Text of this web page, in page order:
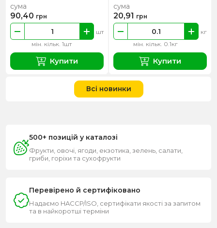
мін. кільк. 1шт
шт
сума
90,40 грн
Купити
мін. кільк. 0.1кг
кг
сума
20,91 грн
Купити
Всі новинки
500+ позицій у каталозі
Фрукти, овочі, ягоди, екзотика, зелень, салати,
гриби, горіхи та сухофрукти
Перевірено й сертифіковано
Надаємо HACCP/ISO, сертифікати якості за запитом
та в найкоротші терміни